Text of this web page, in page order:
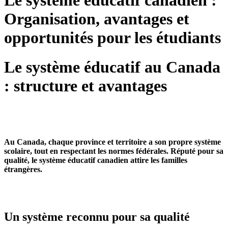
Organisation, avantages et
opportunités pour les étudiants
Le système éducatif au Canada
: structure et avantages
Au Canada, chaque province et territoire a son propre système
scolaire, tout en respectant les normes fédérales. Réputé pour sa
qualité, le système éducatif canadien attire les familles
étrangères.
Un système reconnu pour sa qualité